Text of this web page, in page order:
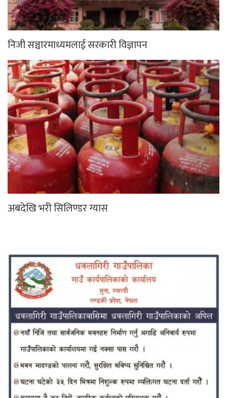
निजी सञ्चारमाध्यमलाई सरकारी विज्ञापन
अबदेखि भरी सिलिण्डर ग्यास